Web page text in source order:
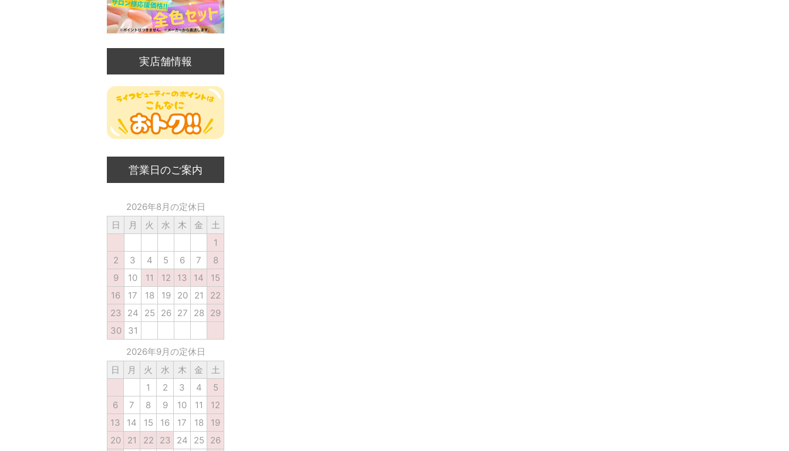
実店舗情報
営業日のご案内
2026年8月の定休日
日
月 火 水 木 金
土
1
2
3 4 5 6 7
8
9
10 11 12 13 14
15
16
17 18 19 20 21
22
23
24 25 26 27 28
29
30
31
2026年9月の定休日
日
月 火 水 木 金
土
1
2 3 4
5
6
7 8 9 10 11
12
13
14 15 16 17 18
19
20
21 22 23 24 25
26